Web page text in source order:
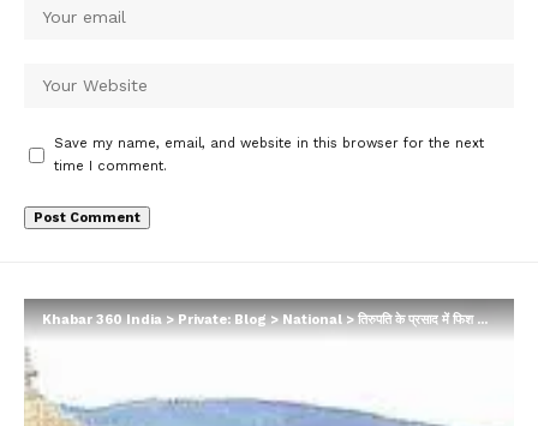
Save my name, email, and website in this browser for the next
time I comment.
Khabar 360 India>Private: Blog>National>तिरुपति के प्रसाद में फिश ऑयल के सैंपल मिले